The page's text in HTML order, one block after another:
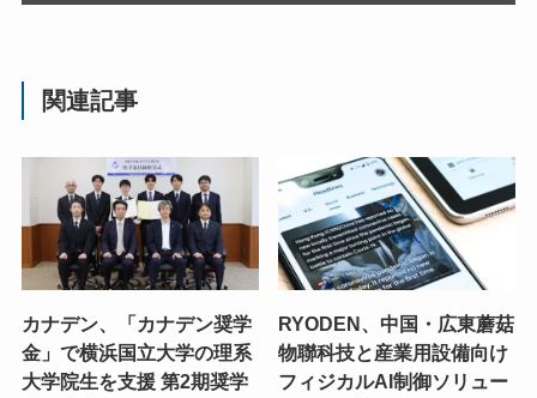
関連記事
カナデン、「カナデン奨学
金」で横浜国立大学の理系
大学院生を支援 第2期奨学
RYODEN、中国・広東蘑菇
物聯科技と産業用設備向け
フィジカルAI制御ソリュー